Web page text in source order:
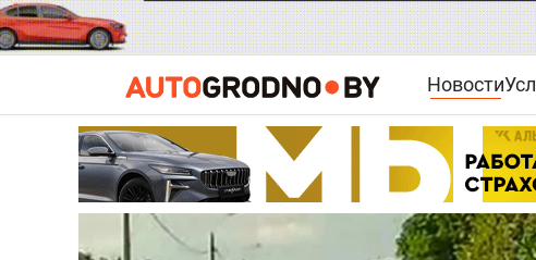
Новости